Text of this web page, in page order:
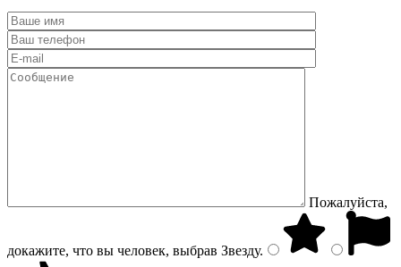
Пожалуйста,
докажите, что вы человек, выбрав Звезду.